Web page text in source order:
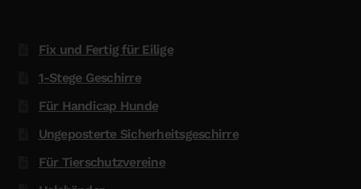
Fix und Fertig für Eilige
1-Stege Geschirre
Für Handicap Hunde
Ungeposterte Sicherheitsgeschirre
Für Tierschutzvereine